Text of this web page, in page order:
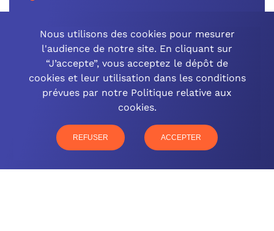
CONTACTEZ-NOUS
OCINEO GRAND EST
77 rue Paul Douce – 51480 Damery
CONTACTEZ-NOUS
Nous utilisons des cookies pour mesurer
l'audience de notre site. En cliquant sur
“J’accepte”, vous acceptez le dépôt de
cookies et leur utilisation dans les conditions
prévues par notre Politique relative aux
cookies.
REFUSER ACCEPTER